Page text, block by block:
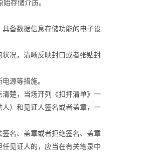
存储介质。
备数据信息存储功能的电子设
况，清晰反映封口或者张贴封
源等措施。
楚，当场开列《扣押清单》一
）和见证人签名或者盖章，一
名、盖章或者拒绝签名、盖章
见证人的，应当在有关笔录中